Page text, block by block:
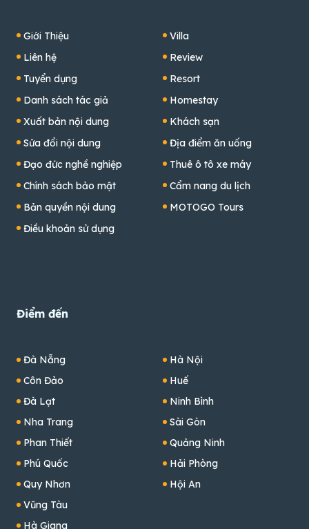
Giới Thiệu
Liên hệ
Tuyển dụng
Danh sách tác giả
Xuất bản nội dung
Sửa đổi nội dung
Đạo đức nghề nghiệp
Chính sách bảo mật
Bản quyền nội dung
Điều khoản sử dụng
Villa
Review
Resort
Homestay
Khách sạn
Địa điểm ăn uống
Thuê ô tô xe máy
Cẩm nang du lịch
MOTOGO Tours
Điểm đến
Đà Nẵng
Côn Đảo
Đà Lạt
Nha Trang
Phan Thiết
Phú Quốc
Quy Nhơn
Vũng Tàu
Hà Giang
Hà Nội
Huế
Ninh Bình
Sài Gòn
Quảng Ninh
Hải Phòng
Hội An